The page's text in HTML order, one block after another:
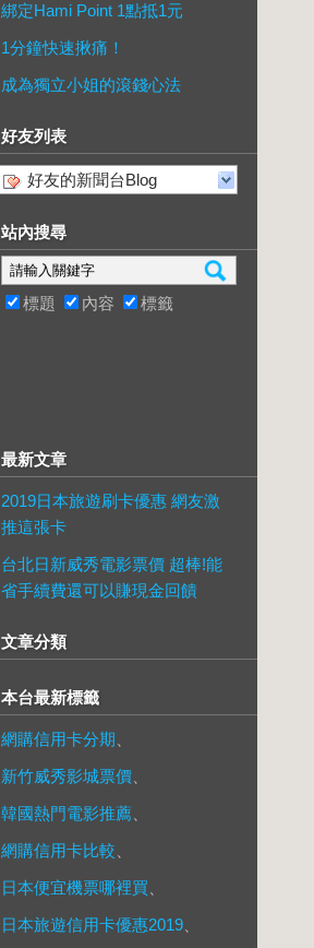
綁定Hami Point 1點抵1元
1分鐘快速揪痛！
成為獨立小姐的滾錢心法
好友列表
好友的新聞台Blog
站內搜尋
標題 內容 標籤
最新文章
2019日本旅遊刷卡優惠 網友激
推這張卡
台北日新威秀電影票價 超棒!能
省手續費還可以賺現金回饋
文章分類
本台最新標籤
網購信用卡分期
新竹威秀影城票價
韓國熱門電影推薦
網購信用卡比較
日本便宜機票哪裡買
日本旅遊信用卡優惠2019